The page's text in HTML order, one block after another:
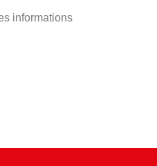
informations